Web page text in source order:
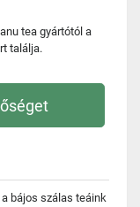
tea gyártótól a
találja.
bájos szálas teáink